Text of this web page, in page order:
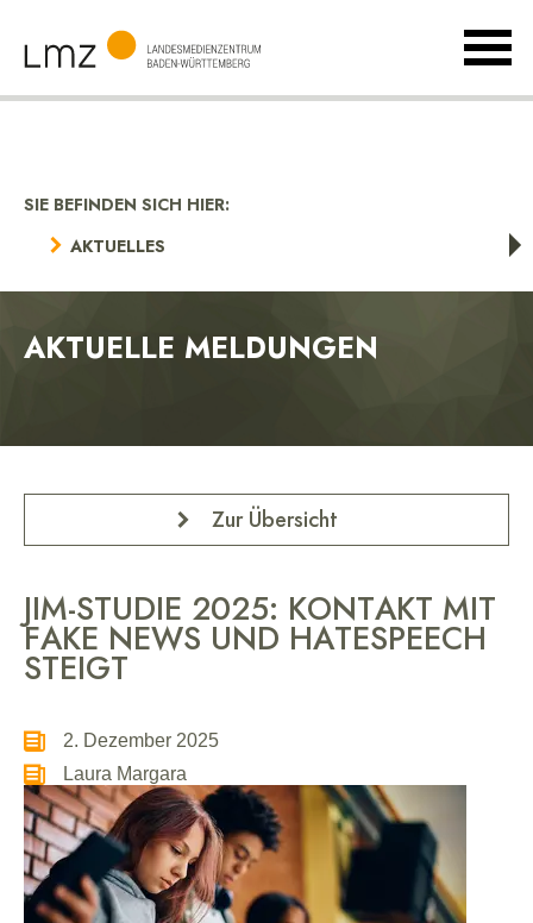
Baden-
SIE BEFINDEN SICH HIER:
AKTUELLES
AKTUELLE MELDUNGEN
Zur Übersicht
JIM-STUDIE 2025: KONTAKT MIT
FAKE NEWS UND HATESPEECH
STEIGT
2. Dezember 2025
Laura Margara